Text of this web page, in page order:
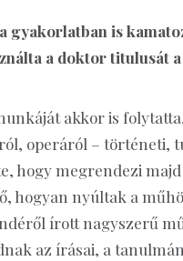
is
a doktor titulusát
akkor is
operáról – történeti,
hogy megrendezi
hogyan nyúltak a
írott nagyszerű
az írásai, a